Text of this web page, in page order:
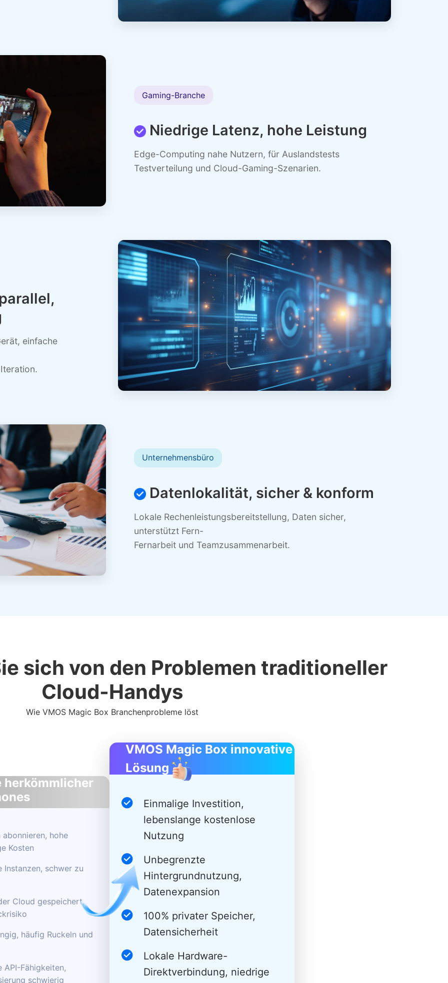
Gaming-Branche
Niedrige Latenz, hohe Leistung
Edge-Computing nahe Nutzern, für Auslandstests
Testverteilung und Cloud-Gaming-Szenarien.
einfache
Unternehmensbüro
Datenlokalität, sicher & konform
Lokale Rechenleistungsbereitstellung, Daten sicher,
unterstützt Fern-
Fernarbeit und Teamzusammenarbeit.
sich von den Problemen traditioneller
Cloud-Handys
Wie VMOS Magic Box Branchenprobleme löst
herkömmlicher
hohe
Kosten
Instanzen, schwer zu
Cloud gespeichert,
häufig Ruckeln und
API-Fähigkeiten,
schwierig
VMOS Magic Box innovative
Lösung
Einmalige Investition,
lebenslange kostenlose
Nutzung
Unbegrenzte
Hintergrundnutzung,
Datenexpansion
100% privater Speicher,
Datensicherheit
Lokale Hardware-
Direktverbindung, niedrige